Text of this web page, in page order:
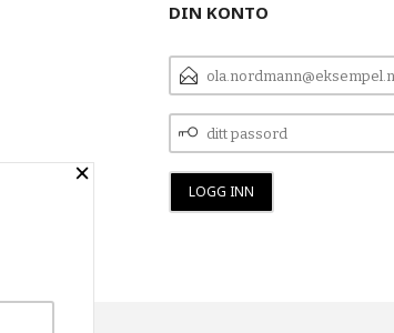
DIN KONTO
E-
POSTADRESSE
DITT
PASSORD
×